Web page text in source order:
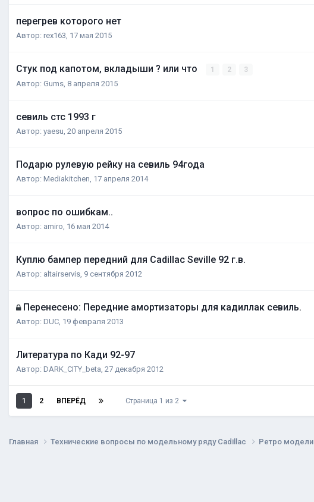
перегрев которого нет
Автор: rex163 17 мая 2015
Стук под капотом, вкладыши ? или что 1 2 3
Автор: Gums 8 апреля 2015
севиль стс 1993 г
Автор: yaesu 20 апреля 2015
Подарю рулевую рейку на севиль 94года
Автор: Mediakitchen 17 апреля 2014
вопрос по ошибкам..
Автор: amiro 16 мая 2014
Куплю бампер передний для Cadillac Seville 92 г.в.
Автор: altairservis 9 сентября 2012
Перенесено: Передние амортизаторы для кадиллак севиль.
Автор: DUC 19 февраля 2013
Литература по Кади 92-97
Автор: DARK_CITY_beta 27 декабря 2012
1 2 ВПЕРЁД Страница 1 из 2
Главная Технические вопросы по модельному ряду Cadillac Ретро модели